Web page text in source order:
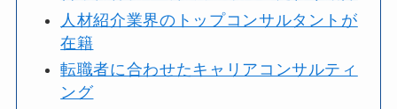
人材紹介業界のトップコンサルタントが
在籍
転職者に合わせたキャリアコンサルティ
ング